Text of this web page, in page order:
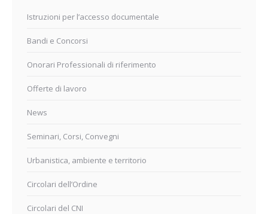
Istruzioni per l’accesso documentale
Bandi e Concorsi
Onorari Professionali di riferimento
Offerte di lavoro
News
Seminari, Corsi, Convegni
Urbanistica, ambiente e territorio
Circolari dell’Ordine
Circolari del CNI